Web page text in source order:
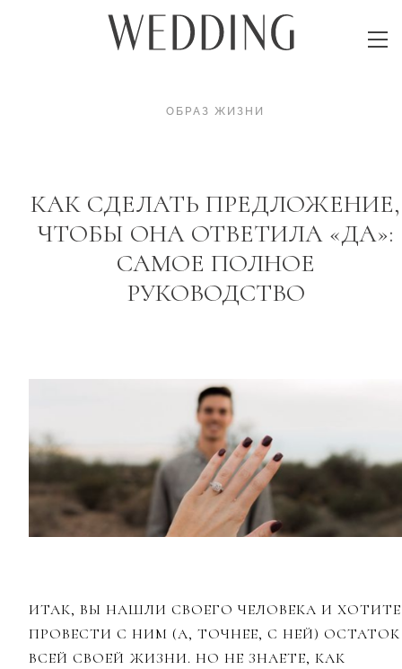
ОБРАЗ ЖИЗНИ
КАК СДЕЛАТЬ ПРЕДЛОЖЕНИЕ,
ЧТОБЫ ОНА ОТВЕТИЛА «ДА»:
САМОЕ ПОЛНОЕ
РУКОВОДСТВО
ИТАК, ВЫ НАШЛИ СВОЕГО ЧЕЛОВЕКА И ХОТИТЕ
ПРОВЕСТИ С НИМ (А, ТОЧНЕЕ, С НЕЙ) ОСТАТОК
ВСЕЙ СВОЕЙ ЖИЗНИ. НО НЕ ЗНАЕТЕ, КАК